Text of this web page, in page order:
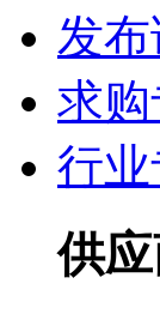
发
求
行
供